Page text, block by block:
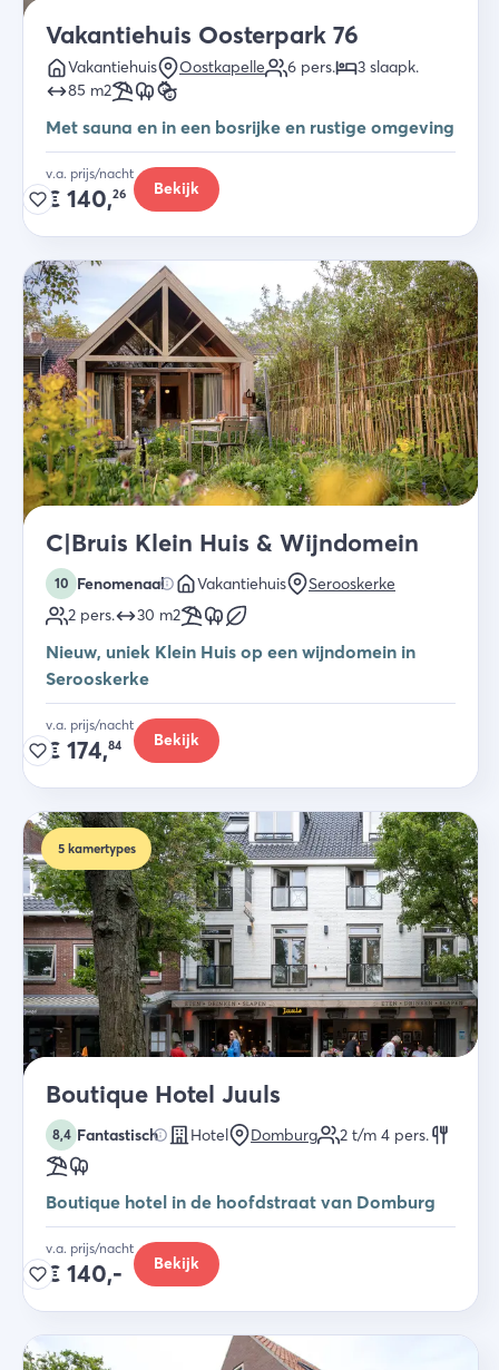
Vakantiehuis Oosterpark 76
Vakantiehuis Oostkapelle 6 pers. 3 slaapk.
85 m2
Met sauna en in een bosrijke en rustige omgeving
v.a. prijs/nacht
€ 140,26 Bekijk
C|Bruis Klein Huis & Wijndomein
10 Fenomenaal Vakantiehuis
Serooskerke
2 pers. 30 m2
Nieuw, uniek Klein Huis op een wijndomein in
Serooskerke
v.a. prijs/nacht
€ 174,84 Bekijk
5 kamertypes
Boutique Hotel Juuls
8,4 Fantastisch Hotel Domburg 2 t/m 4 pers.
Boutique hotel in de hoofdstraat van Domburg
v.a. prijs/nacht
€ 140,- Bekijk